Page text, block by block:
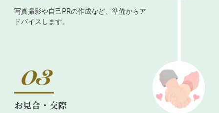
写真撮影や自己PRの作成など、準備からア
ドバイスします。
お見合・交際